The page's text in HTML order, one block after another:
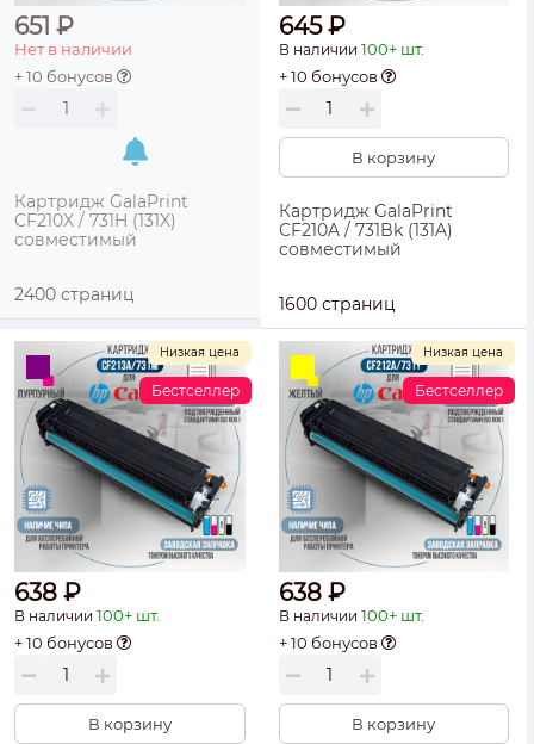
651 ₽
Нет в наличии
+ 10 бонусов
Картридж GalaPrint
CF210X / 731H (131X)
совместимый
2400 страниц
645 ₽
В наличии 100+ шт.
+ 10 бонусов
В корзину
Картридж GalaPrint
CF210A / 731Bk (131A)
совместимый
1600 страниц
Низкая цена
638 ₽
В наличии 100+ шт.
Бестселлер
+ 10 бонусов
В корзину
Низкая цена
638 ₽
В наличии 100+ шт.
Бестселлер
+ 10 бонусов
В корзину